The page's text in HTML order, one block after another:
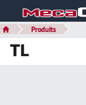
Produits
TL